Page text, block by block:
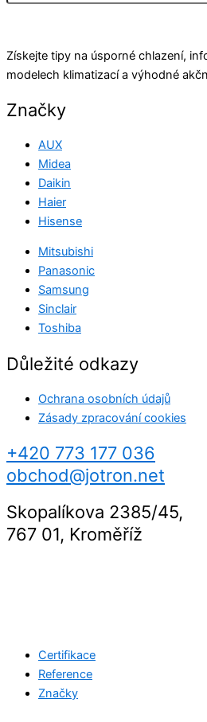
Získejte tipy na úsporné chlazení,
modelech klimatizací a výhodné
Značky
AUX
Midea
Daikin
Haier
Hisense
Mitsubishi
Panasonic
Samsung
Sinclair
Toshiba
Důležité odkazy
Ochrana osobních údajů
Zásady zpracování cookies
+420 773 177 036
obchod@jotron.net
Skopalíkova 2385/45,
767 01, Kroměříž
Certifikace
Reference
Značky